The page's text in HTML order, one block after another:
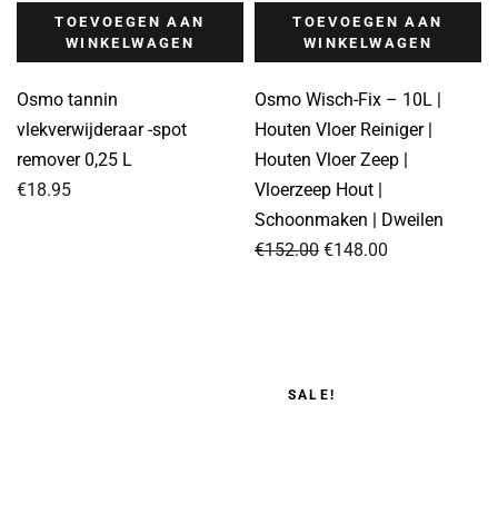
TOEVOEGEN AAN
WINKELWAGEN
Osmo tannin
vlekverwijderaar -spot
remover 0,25 L
€18.95
TOEVOEGEN AAN
WINKELWAGEN
Osmo Wisch-Fix – 10L |
Houten Vloer Reiniger |
Houten Vloer Zeep |
Vloerzeep Hout |
Schoonmaken | Dweilen
€152.00
Oorspronkelijke
€148.00
Huidige
SALE!